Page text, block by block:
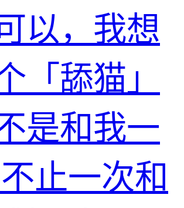
以，我想
「舔猫」
是和我一
止一次和